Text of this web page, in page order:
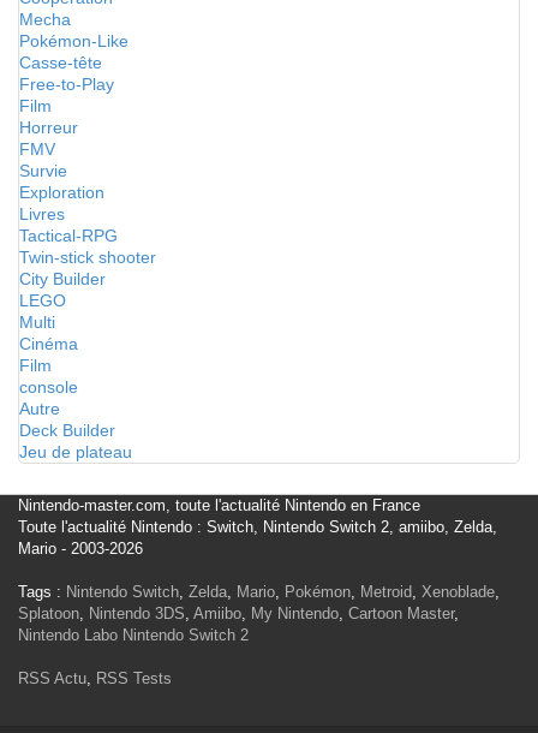
Mecha
Pokémon-Like
Casse-tête
Free-to-Play
Film
Horreur
FMV
Survie
Exploration
Livres
Tactical-RPG
Twin-stick shooter
City Builder
LEGO
Multi
Cinéma
Film
console
Autre
Deck Builder
Jeu de plateau
Nintendo-master.com, toute l'actualité Nintendo en France
Toute l'actualité Nintendo : Switch, Nintendo Switch 2, amiibo, Zelda,
Mario - 2003-2026
Tags : Nintendo Switch, Zelda, Mario, Pokémon, Metroid, Xenoblade,
Splatoon, Nintendo 3DS, Amiibo, My Nintendo, Cartoon Master,
Nintendo Labo Nintendo Switch 2
RSS Actu, RSS Tests